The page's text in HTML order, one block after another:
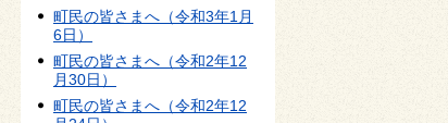
町民の皆さまへ（令和3年1月
6日）
町民の皆さまへ（令和2年12
月30日）
町民の皆さまへ（令和2年12